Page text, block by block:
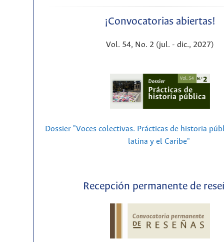
¡Convocatorias abiertas!
Vol. 54, No. 2 (jul. - dic., 2027)
Dossier "Voces colectivas. Prácticas de historia
latina y el Caribe"
Recepción permanente de